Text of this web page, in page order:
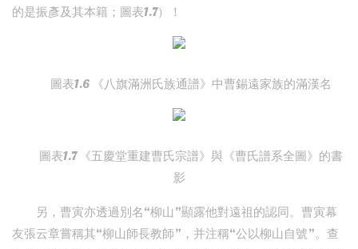
的是振彥及其本籍；圖表1.7）！
圖表1.6 《八旗滿洲氏族通譜》中曹錫遠家族的滿漢名
圖表1.7 《五慶堂重建曹氏宗譜》與《曹氏譜系全圖》的書
影
另，曹寅亦透過別名“柳山”顯露他對遠祖的認同。曹寅幕
友張云章嘗稱其“柳山師長教師”，并注稱“公以柳山自號”。查